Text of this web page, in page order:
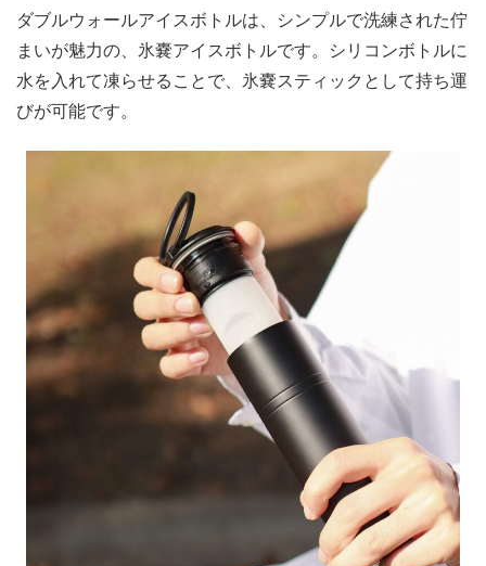
ダブルウォールアイスボトルは、シンプルで洗練された佇
まいが魅力の、氷嚢アイスボトルです。シリコンボトルに
水を入れて凍らせることで、氷嚢スティックとして持ち運
びが可能です。